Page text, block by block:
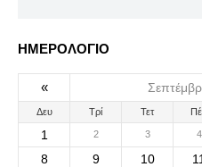
ΗΜΕΡΟΛΟΓΙΟ
«
Δευ Τρί Τετ
1 2 3 4
8 9 10 11